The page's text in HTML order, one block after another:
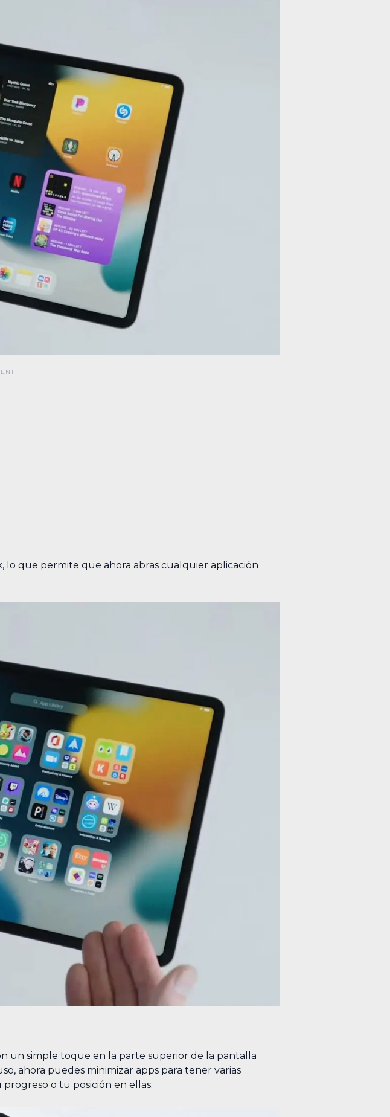
lo que permite que ahora abras cualquier aplicación
un simple toque en la parte superior de la pantalla
ahora puedes minimizar apps para tener varias
o tu posición en ellas.